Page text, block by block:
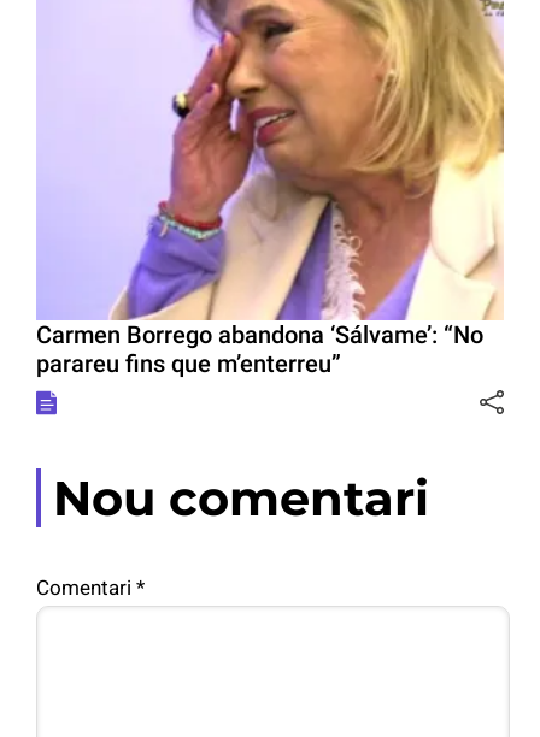
Carmen Borrego abandona ‘Sálvame’: “No
parareu fins que m’enterreu”
Nou comentari
Comentari *